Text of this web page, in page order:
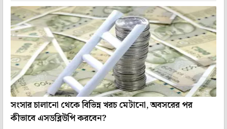
সংসার চালানো থেকে বিভিন্ন খরচ মেটানো, অবসরের পর
কীভাবে এসডব্লিউপি করবেন?